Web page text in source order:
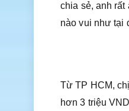
chia sẻ, anh
nào vui như tại
Từ TP HCM,
hơn 3 triệu